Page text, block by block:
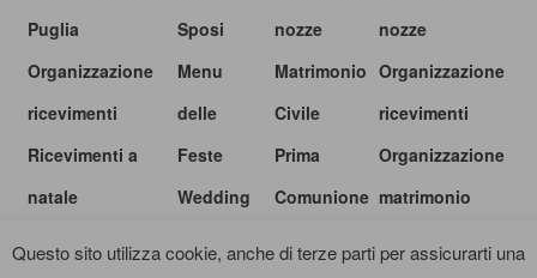
Puglia
Organizzazione
ricevimenti
Ricevimenti a
natale
Sposi
Menu
delle
Feste
Wedding
nozze
Matrimonio
Civile
Prima
Comunione
nozze
Organizzazione
ricevimenti
Organizzazione
matrimonio
Questo sito utilizza cookie, anche di terze parti per assicurarti una